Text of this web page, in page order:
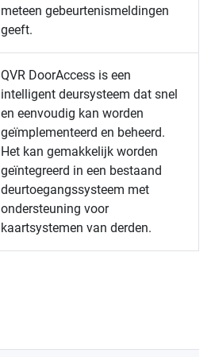
meteen gebeurtenismeldingen
geeft.
QVR DoorAccess is een
intelligent deursysteem dat snel
en eenvoudig kan worden
geïmplementeerd en beheerd.
Het kan gemakkelijk worden
geïntegreerd in een bestaand
deurtoegangssysteem met
ondersteuning voor
kaartsystemen van derden.